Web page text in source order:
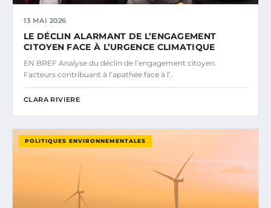
13 MAI 2026
LE DÉCLIN ALARMANT DE L’ENGAGEMENT
CITOYEN FACE À L’URGENCE CLIMATIQUE
EN BREF Analyse du déclin de l’engagement citoyen.
Facteurs contribuant à l’apathée face à l’.
CLARA RIVIERE
POLITIQUES ENVIRONNEMENTALES